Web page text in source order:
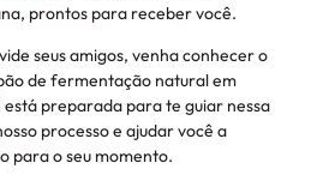
prontos para receber você.
seus amigos, venha conhecer o
de fermentação natural em
está preparada para te guiar nessa
processo e ajudar você a
para o seu momento.